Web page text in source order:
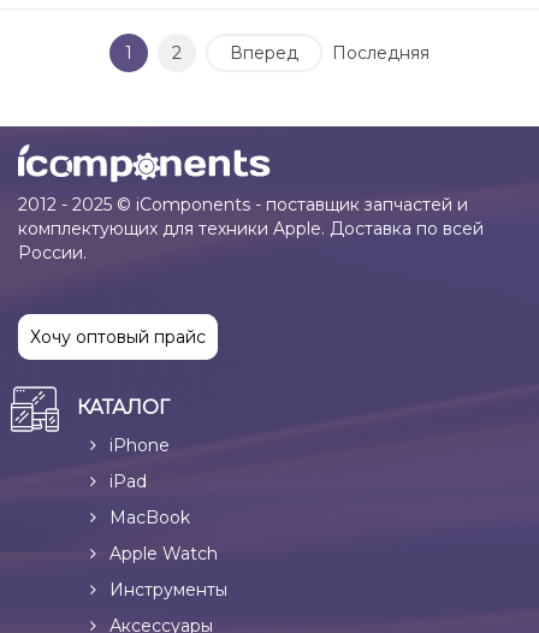
1 2 Вперед Последняя
2012 - 2025 © iComponents - поставщик запчастей и
комплектующих для техники Apple. Доставка по всей
России.
Хочу оптовый прайс
КАТАЛОГ
iPhone
iPad
MacBook
Apple Watch
Инструменты
Аксессуары